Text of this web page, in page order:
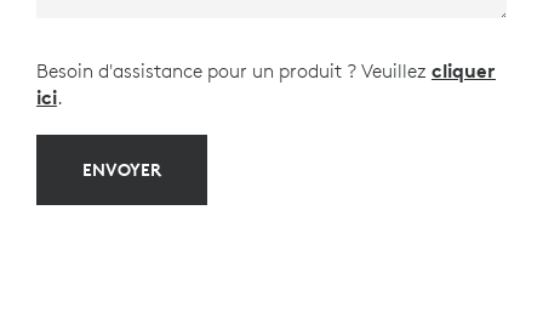
Besoin d'assistance pour un produit ? Veuillez cliquer
ici.
ENVOYER